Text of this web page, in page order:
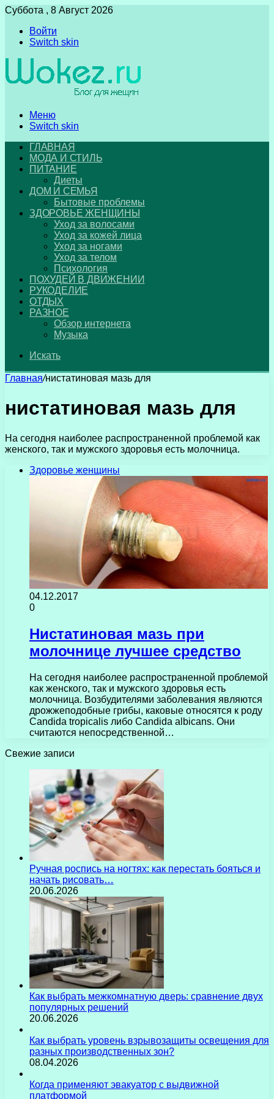
Суббота , 8 Август 2026
Войти
Switch skin
Меню
Switch skin
ГЛАВНАЯ
МОДА И СТИЛЬ
ПИТАНИЕ
Диеты
ДОМ И СЕМЬЯ
Бытовые проблемы
ЗДОРОВЬЕ ЖЕНЩИНЫ
Уход за волосами
Уход за кожей лица
Уход за ногами
Уход за телом
Психология
ПОХУДЕЙ В ДВИЖЕНИИ
РУКОДЕЛИЕ
ОТДЫХ
РАЗНОЕ
Обзор интернета
Музыка
Искать
Главная/нистатиновая мазь для
нистатиновая мазь для
На сегодня наиболее распространенной проблемой как
женского, так и мужского здоровья есть молочница.
Здоровье женщины
04.12.2017
0
Нистатиновая мазь при
молочнице лучшее средство
На сегодня наиболее распространенной проблемой
как женского, так и мужского здоровья есть
молочница. Возбудителями заболевания являются
дрожжеподобные грибы, каковые относятся к роду
Candida tropicalis либо Candida albicans. Они
считаются непосредственной…
Свежие записи
Ручная роспись на ногтях: как перестать бояться и
начать рисовать…
20.06.2026
Как выбрать межкомнатную дверь: сравнение двух
популярных решений
20.06.2026
Как выбрать уровень взрывозащиты освещения для
разных производственных зон?
08.04.2026
Когда применяют эвакуатор с выдвижной
платформой